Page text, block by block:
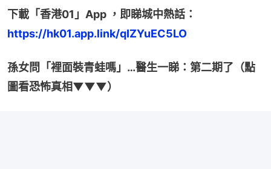
下載「香港01」App ，即睇城中熱話：
https://hk01.app.link/qIZYuEC5LO
孫女問「裡面裝青蛙嗎」…醫生一睇：第二期了（點
圖看恐怖真相▼▼▼）